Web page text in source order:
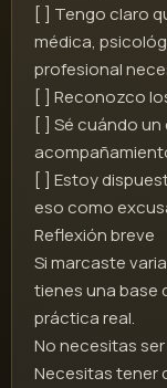
[ ] Tengo claro
médica,
profesional
[ ] Reconozco
[ ] Sé cuándo
[ ] Estoy
eso como
Reflexión breve
Si marcaste
tienes una base
práctica real.
No necesitas
Necesitas tener